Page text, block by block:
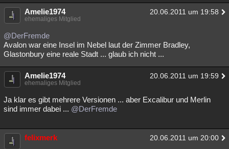
Amelie1974 20.06.2011 um 19:58
ehemaliges Mitglied
@DerFremde
Avalon war eine Insel im Nebel laut der Zimmer Bradley,
Glastonbury eine reale Stadt ... glaub ich nicht ...
Amelie1974 20.06.2011 um 19:59
ehemaliges Mitglied
Ja klar es gibt mehrere Versionen ... aber Excalibur und Merlin
sind immer dabei ... @DerFremde
felixmerk 20.06.2011 um 20:00